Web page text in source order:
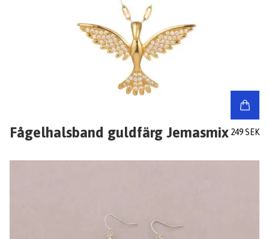
Fågelhalsband guldfärg Jemasmix 249 SEK